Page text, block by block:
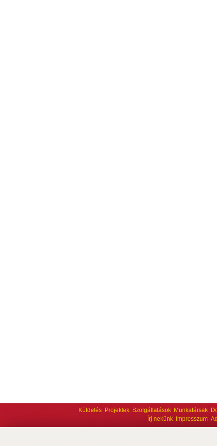
Küldetés Projektek Szolgáltatások Munkatársak
Írj nekünk
Impresszum